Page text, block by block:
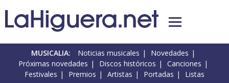
MUSICALIA: Noticias musicales
Novedades
Próximas novedades
Discos históricos
Canciones
Festivales
Premios Artistas Portadas Listas